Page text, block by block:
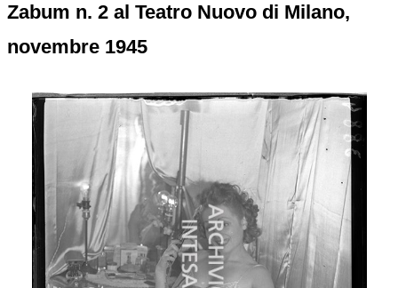
Zabum n. 2 al Teatro Nuovo di Milano,
novembre 1945